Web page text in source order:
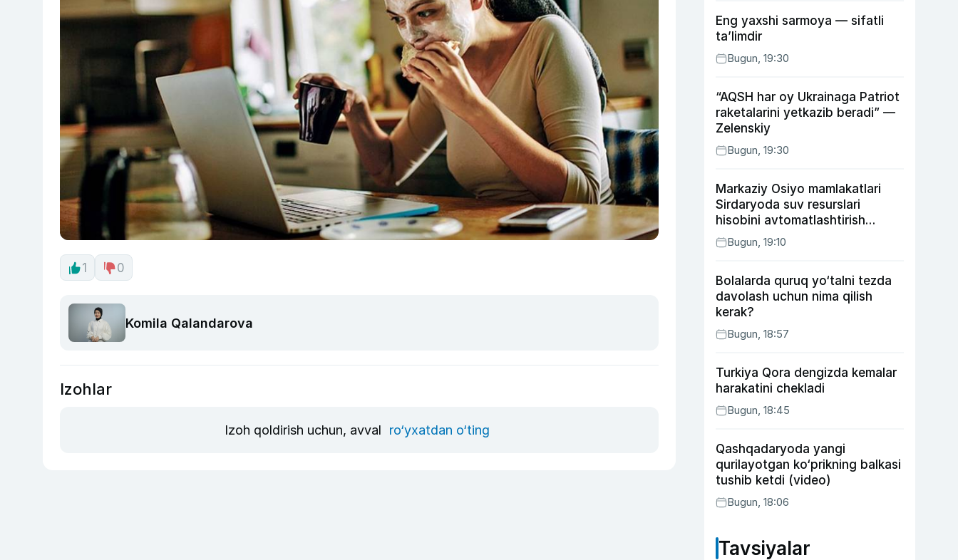
1 0
Komila Qalandarova
Izohlar
Izoh qoldirish uchun, avval ro‘yxatdan o‘ting
Eng yaxshi sarmoya — sifatli
ta’limdir
Bugun, 19:30
“AQSH har oy Ukrainaga Patriot
raketalarini yetkazib beradi” —
Zelenskiy
Bugun, 19:30
Markaziy Osiyo mamlakatlari
Sirdaryoda suv resurslari
hisobini avtomatlashtirish
rejasini ishlab chiqishni
ma’qulladi
Bugun, 19:10
Bolalarda quruq yo‘talni tezda
davolash uchun nima qilish
kerak?
Bugun, 18:57
Turkiya Qora dengizda kemalar
harakatini chekladi
Bugun, 18:45
Qashqadaryoda yangi
qurilayotgan ko‘prikning balkasi
tushib ketdi (video)
Bugun, 18:06
Tavsiyalar